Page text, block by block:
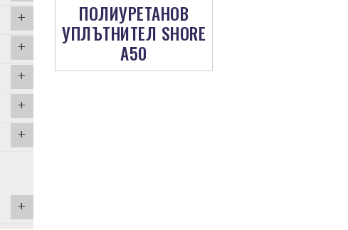
ПОЛИУРЕТАНОВ
УПЛЪТНИТЕЛ SHORE
A50